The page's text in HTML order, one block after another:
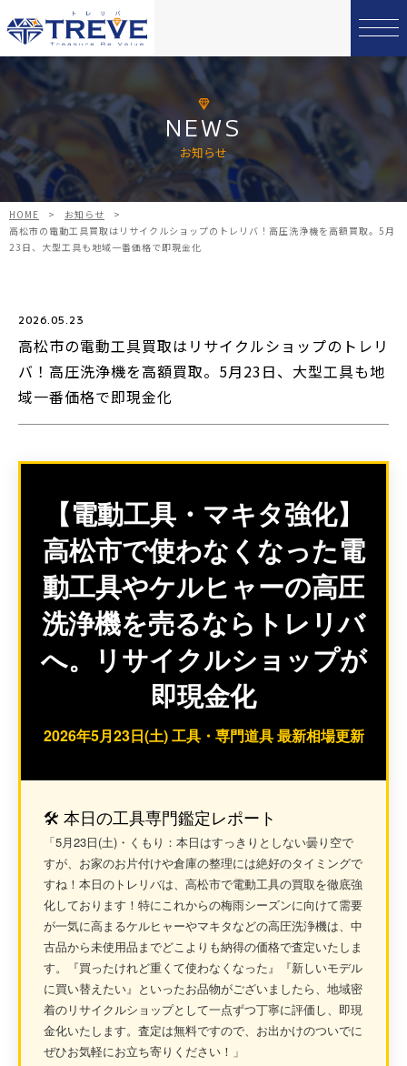
NEWS
お知らせ
HOME > お知らせ
>
高松市の電動工具買取はリサイクルショップのトレリバ！高圧洗浄機を高額買取。5月
23日、大型工具も地域一番価格で即現金化
高松市の電動工具買取はリサイクルショップのトレリ
バ！高圧洗浄機を高額買取。5月23日、大型工具も地
域一番価格で即現金化
2026.05.23
【電動工具・マキタ強化】
高松市で使わなくなった電
動工具やケルヒャーの高圧
洗浄機を売るならトレリバ
へ。リサイクルショップが
即現金化
2026年5月23日(土) 工具・専門道具 最新相場更新
🛠️ 本日の工具専門鑑定レポート
「5月23日(土)・くもり：本日はすっきりとしない曇り空で
すが、お家のお片付けや倉庫の整理には絶好のタイミングで
すね！本日のトレリバは、 高松市で電動工具の買取を徹底強
化しております！特にこれからの梅雨シーズンに向けて需要
が一気に高まるケルヒャーやマキタなどの高圧洗浄機は、中
古品から未使用品までどこよりも納得の価格で査定いたしま
す。『買ったけれど重くて使わなくなった』『新しいモデル
に買い替えたい』といったお品物がございましたら、地域密
着のリサイクルショップとして一点ずつ丁寧に評価し、即現
金化いたします。査定は無料ですので、お出かけのついでに
ぜひお気軽にお立ち寄りください！」